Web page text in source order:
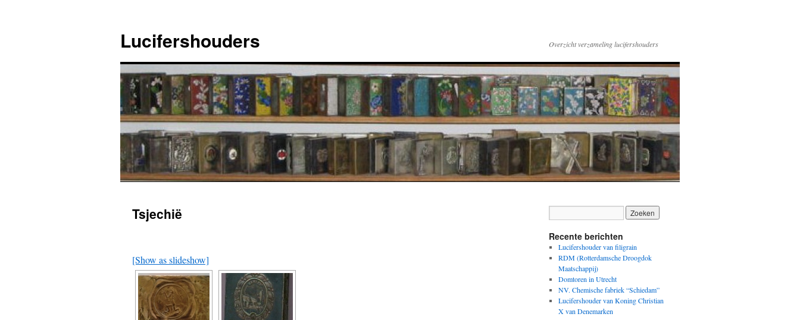
inhoud
Lucifershouders Overzicht verzameling lucifershouders
Tsjechië
[Show as slideshow]
Recente berichten
Lucifershouder van filigrain
RDM (Rotterdamsche Droogdok
Maatschappij)
Domtoren in Utrecht
NV. Chemische fabriek “Schiedam”
Lucifershouder van Koning Christian
X van Denemarken